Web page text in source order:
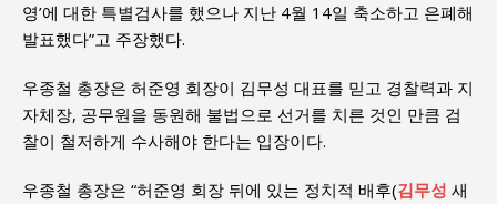
영’에 대한 특별검사를 했으나 지난 4월 14일 축소하고 은폐해
발표했다”고 주장했다.
우종철 총장은 허준영 회장이 김무성 대표를 믿고 경찰력과 지
자체장, 공무원을 동원해 불법으로 선거를 치른 것인 만큼 검
찰이 철저하게 수사해야 한다는 입장이다.
우종철 총장은 “허준영 회장 뒤에 있는 정치적 배후(김무성 새